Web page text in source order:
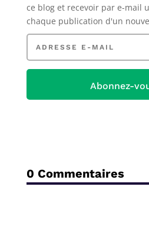
ce bloget recevoir par e-mail
chaque publication d'un
Adresse
mail
Abonnez-
0 Commentaires